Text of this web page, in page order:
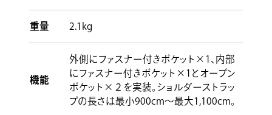
重量 2.1kg
機能
外側にファスナー付きポケット×1、内部
にファスナー付きポケット×1とオープン
ポケット×２を実装。ショルダーストラッ
プの長さは最小900cm〜最大1,100cm。